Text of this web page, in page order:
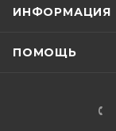
ИНФОРМАЦИЯ
ПОМОЩЬ